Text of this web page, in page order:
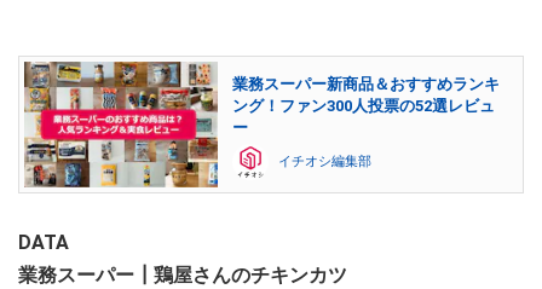
業務スーパー新商品＆おすすめランキ
ング！ファン300人投票の52選レビュ
ー
イチオシ編集部
DATA
業務スーパー┃鶏屋さんのチキンカツ